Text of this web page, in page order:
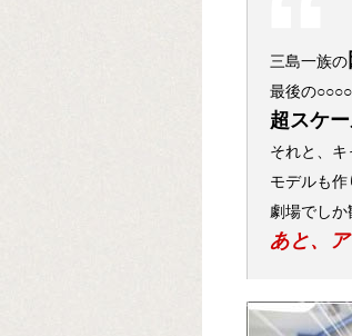
三島一族の
最後の
超スケ
それと、
モデルも作
劇場でしか
あと、